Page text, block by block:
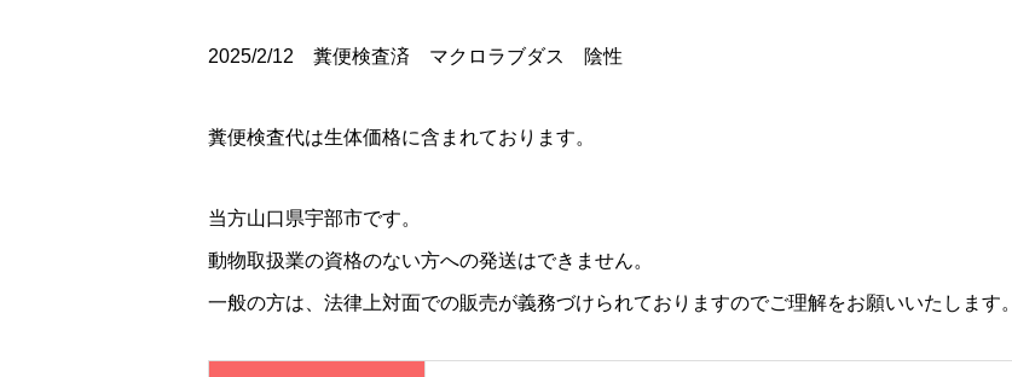
2025/2/12 糞便検査済 マクロラブダス 陰性
糞便検査代は生体価格に含まれております。
当方山口県宇部市です。
動物取扱業の資格のない方への発送はできません。
一般の方は、法律上対面での販売が義務づけられておりますのでご理解をお願いいたします。